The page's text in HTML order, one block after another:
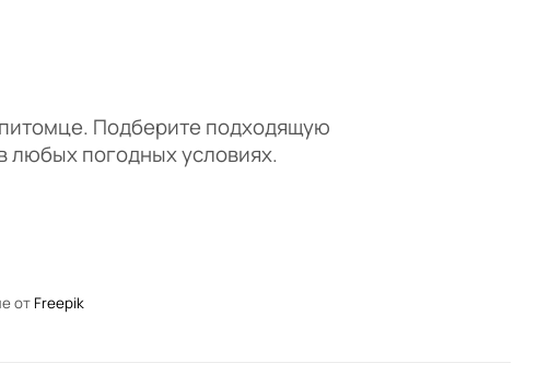
Подберите подходящую
любых погодных условиях.
от Freepik